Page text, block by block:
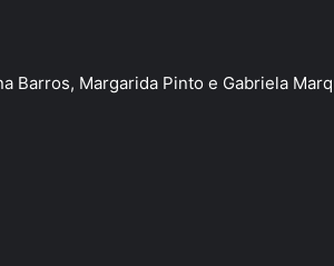
Barros, Margarida Pinto e Gabriela